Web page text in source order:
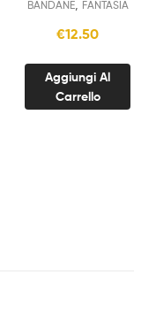
BANDANE, FANTASIA
€12.50
Aggiungi Al
Carrello